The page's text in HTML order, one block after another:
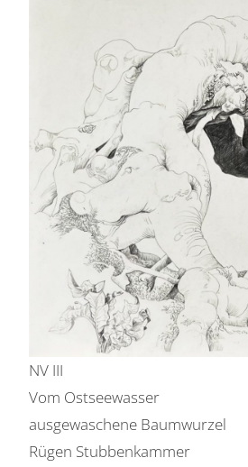
NV III
Vom Ostseewasser
ausgewaschene Baumwurzel
Rügen Stubbenkammer